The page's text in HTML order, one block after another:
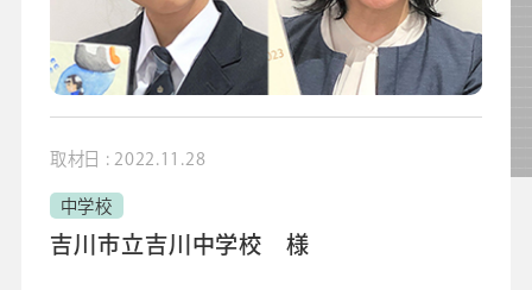
導入校向けデータベース
取材日 : 2022.11.28
中学校
吉川市立吉川中学校 様